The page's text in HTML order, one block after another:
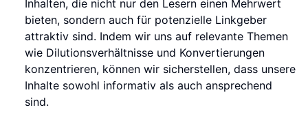
Inhalten, die nicht nur den Lesern einen Mehrwert
bieten, sondern auch für potenzielle Linkgeber
attraktiv sind. Indem wir uns auf relevante Themen
wie Dilutionsverhältnisse und Konvertierungen
konzentrieren, können wir sicherstellen, dass unsere
Inhalte sowohl informativ als auch ansprechend
sind.